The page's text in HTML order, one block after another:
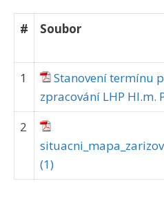
# Soubor
1
Stanovení termínu
zpracování LHP Hl.m.
2
(1)